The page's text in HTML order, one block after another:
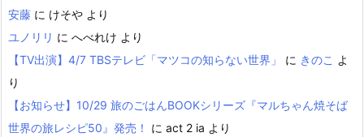
安藤 に けそや より
ユノリリ に へべれけ より
【TV出演】4/7 TBSテレビ「マツコの知らない世界」
に きのこ よ
り
【お知らせ】10/29 旅のごはんBOOKシリーズ『マルちゃん焼そば
世界の旅レシピ50』発売！
に act 2 ia より